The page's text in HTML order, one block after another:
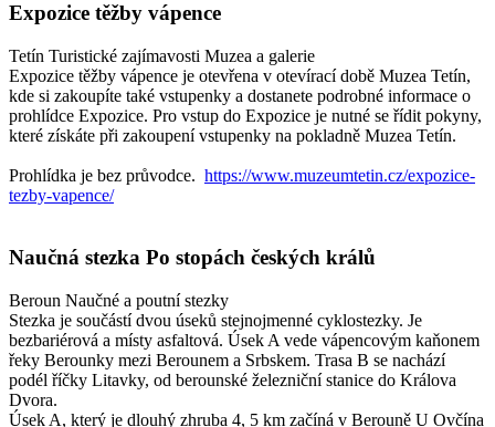
Expozice těžby vápence
Tetín Turistické zajímavosti Muzea a galerie
Expozice těžby vápence je otevřena v otevírací době Muzea Tetín,
kde si zakoupíte také vstupenky a dostanete podrobné informace o
prohlídce Expozice. Pro vstup do Expozice je nutné se řídit pokyny,
které získáte při zakoupení vstupenky na pokladně Muzea Tetín.
Prohlídka je bez průvodce. https://www.muzeumtetin.cz/expozice-
tezby-vapence/
Naučná stezka Po stopách českých králů
Beroun Naučné a poutní stezky
Stezka je součástí dvou úseků stejnojmenné cyklostezky. Je
bezbariérová a místy asfaltová. Úsek A vede vápencovým kaňonem
řeky Berounky mezi Berounem a Srbskem. Trasa B se nachází
podél říčky Litavky, od berounské železniční stanice do Králova
Dvora.
Úsek A, který je dlouhý zhruba 4, 5 km začíná v Berouně U Ovčína